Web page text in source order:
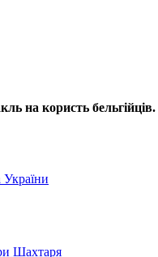
на користь бельгійців.
України
Шахтаря